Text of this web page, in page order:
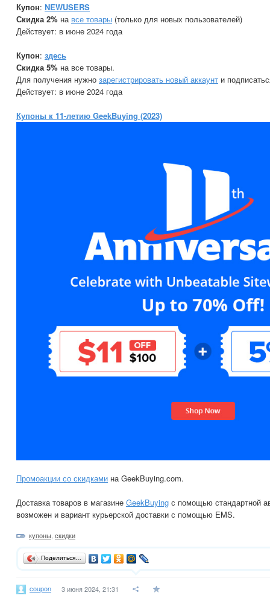
Купон: NEWUSERS
Скидка 2% на все товары (только для новых пользователей)
Действует: в июне 2024 года
Купон: здесь
Скидка 5% на все товары.
Для получения нужно зарегистрировать новый аккаунт и
Действует: в июне 2024 года
Купоны к 11-летию GeekBuying (2023)
Промоакции со скидками на GeekBuying.com.
Доставка товаров в магазине GeekBuying с помощью стандартной
возможен и вариант курьерской доставки с помощью EMS.
купоны скидки
Поделиться…
coupon 3 июня 2024, 21:31